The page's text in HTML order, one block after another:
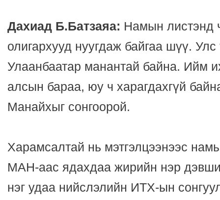
Дахиад Б.Батзаяа: Намын листэнд
олигархууд нуугдаж байгаа шүү.
Улаанбаатар манантай байна. Ийм
алсын бараа, юу ч харагдахгүй
Манайхыг сонгоорой.
Харамсалтай нь мэтгэлцээнээс
МАН-аас ядахдаа жирийн нэр
нэг удаа нийслэлийн ИТХ-ын